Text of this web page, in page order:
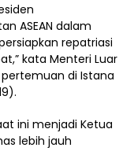
ASEAN dalam
repatriasi
kata Menteri Luar
di Istana
ini menjadi Ketua
lebih jauh